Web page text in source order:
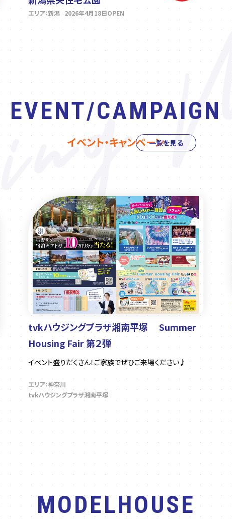
エリア：新潟 2026年4月18日OPEN
EVENT/CAMPAIGN
イベント・キャンペーン
tvkハウジングプラザ湘南平塚 Summer
Housing Fair 第２弾
イベント盛りだくさん！ご家族でぜひご来場ください♪
エリア：神奈川
tvkハウジングプラザ湘南平塚
一覧を見る
MODELHOUSE